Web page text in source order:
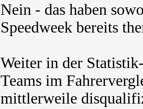
Nein - das haben
Speedweek bereits
Weiter in der
Teams im
mittlerweile